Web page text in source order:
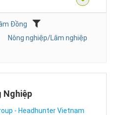
Đồng
Nông nghiệp/Lâm nghiệp
Nghiệp
- Headhunter Vietnam